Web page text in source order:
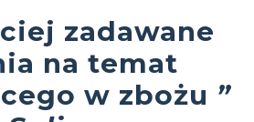
zadawane
na temat
w zbożu ”